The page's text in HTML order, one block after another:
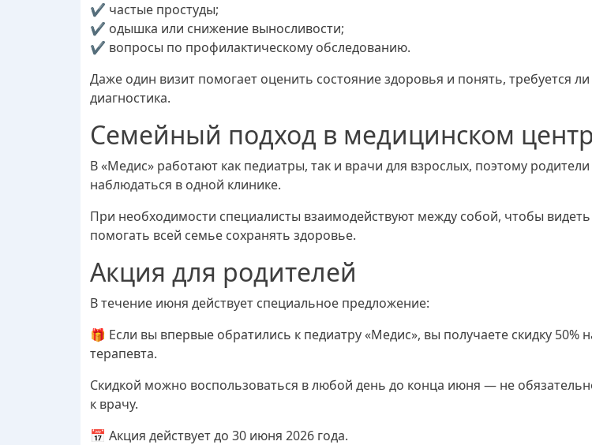
✔ частые простуды;
✔ одышка или снижение выносливости;
✔ вопросы по профилактическому обследованию.
Даже один визит помогает оценить состояние здоровья и понять, требуется
диагностика.
Семейный подход в медицинском
В «Медис» работают как педиатры, так и врачи для взрослых, поэтому
наблюдаться в одной клинике.
При необходимости специалисты взаимодействуют между собой, чтобы
помогать всей семье сохранять здоровье.
Акция для родителей
В течение июня действует специальное предложение:
🎁 Если вы впервые обратились к педиатру «Медис», вы получаете скидку 50%
терапевта.
Скидкой можно воспользоваться в любой день до конца июня — не
к врачу.
📅 Акция действует до 30 июня 2026 года.